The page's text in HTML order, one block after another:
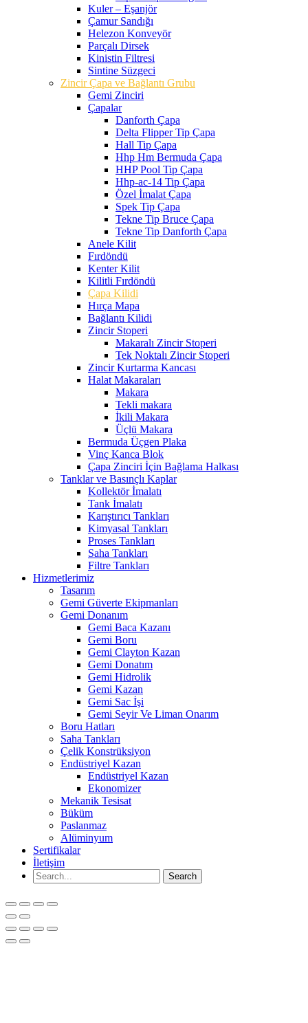
Kuler – Eşanjör
Çamur Sandığı
Helezon Konveyör
Parçalı Dirsek
Kinistin Filtresi
Sintine Süzgeci
Zincir Çapa ve Bağlantı Grubu
Gemi Zinciri
Çapalar
Danforth Çapa
Delta Flipper Tip Çapa
Hall Tip Çapa
Hhp Hm Bermuda Çapa
HHP Pool Tip Çapa
Hhp-ac-14 Tip Çapa
Özel İmalat Çapa
Spek Tip Çapa
Tekne Tip Bruce Çapa
Tekne Tip Danforth Çapa
Anele Kilit
Fırdöndü
Kenter Kilit
Kilitli Fırdöndü
Çapa Kilidi
Hırça Mapa
Bağlantı Kilidi
Zincir Stoperi
Makaralı Zincir Stoperi
Tek Noktalı Zincir Stoperi
Zincir Kurtarma Kancası
Halat Makaraları
Makara
Tekli makara
İkili Makara
Üçlü Makara
Bermuda Üçgen Plaka
Vinç Kanca Blok
Çapa Zinciri İçin Bağlama Halkası
Tanklar ve Basınçlı Kaplar
Kollektör İmalatı
Tank İmalatı
Karıştırıcı Tankları
Kimyasal Tankları
Proses Tankları
Saha Tankları
Filtre Tankları
Hizmetlerimiz
Tasarım
Gemi Güverte Ekipmanları
Gemi Donanım
Gemi Baca Kazanı
Gemi Boru
Gemi Clayton Kazan
Gemi Donatım
Gemi Hidrolik
Gemi Kazan
Gemi Sac İşi
Gemi Seyir Ve Liman Onarım
Boru Hatları
Saha Tankları
Çelik Konstrüksiyon
Endüstriyel Kazan
Endüstriyel Kazan
Ekonomizer
Mekanik Tesisat
Büküm
Paslanmaz
Alüminyum
Sertifikalar
İletişim